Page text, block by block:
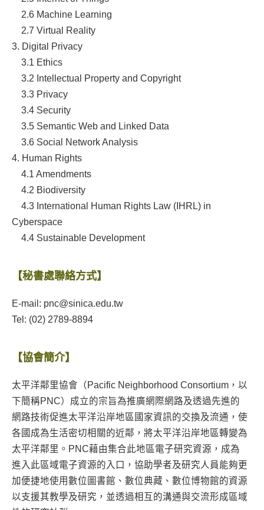
2.6 Machine Learning
2.7 Virtual Reality
3. Digital Privacy
3.1 Ethics
3.2 Intellectual Property and Copyright
3.3 Privacy
3.4 Security
3.5 Semantic Web and Linked Data
3.6 Social Network Analysis
4. Human Rights
4.1 Amendments
4.2 Biodiversity
4.3 International Human Rights Law (IHRL) in
Cyberspace
4.4 Sustainable Development
【秘書處聯絡方式】
E-mail: pnc@sinica.edu.tw
Tel: (02) 2789-8894
【協會簡介】
太平洋鄰里協會（Pacific Neighborhood Consortium，以
下簡稱PNC）成立的宗旨為推廣網際網路及透過先進的
網路技術促進太平洋沿岸地區國家資訊的交換及流通，使
各國成為生活密切相關的近鄰，將太平洋沿岸地區轉變為
太平洋鄰里。PNC藉由集合此地區電子研究資源，成為
進入此區域電子資源的入口，協助學者及研究人員能夠更
加便捷地使用數位圖書館、數位典藏、數位博物館的資源
以支援其教學及研究，並透過相互的溝通與交流形成區域